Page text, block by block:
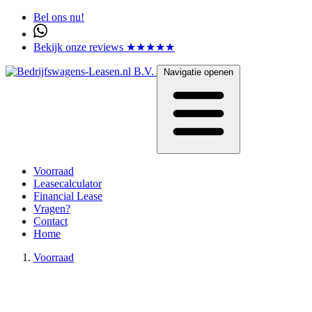
Bel ons nu!
Bekijk onze reviews ★★★★★
Navigatie openen
Voorraad
Leasecalculator
Financial Lease
Vragen?
Contact
Home
Voorraad